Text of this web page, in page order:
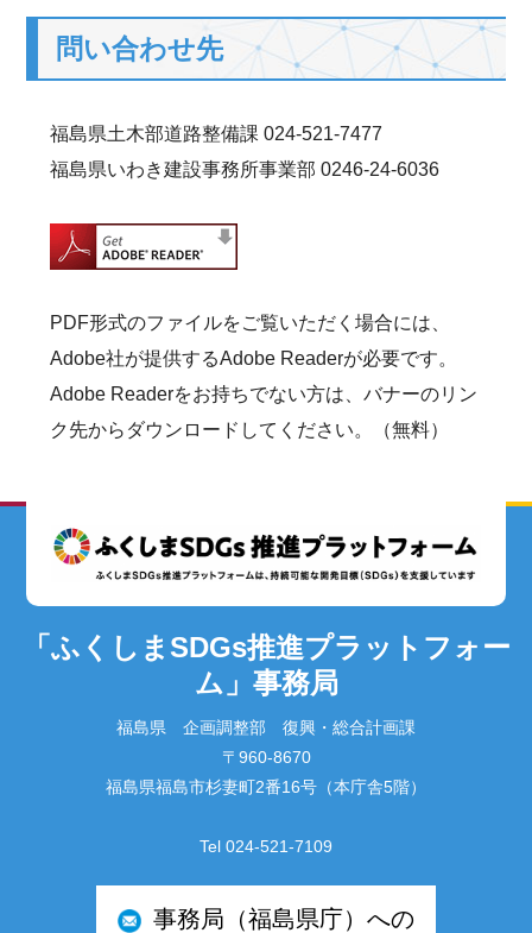
問い合わせ先
福島県土木部道路整備課 024-521-7477
福島県いわき建設事務所事業部 0246-24-6036
PDF形式のファイルをご覧いただく場合には、
Adobe社が提供するAdobe Readerが必要です。
Adobe Readerをお持ちでない方は、バナーのリン
ク先からダウンロードしてください。（無料）
「ふくしまSDGs推進プラットフォー
ム」事務局
福島県 企画調整部 復興・総合計画課
〒960-8670
福島県福島市杉妻町2番16号（本庁舎5階）
Tel 024-521-7109
事務局（福島県庁）への